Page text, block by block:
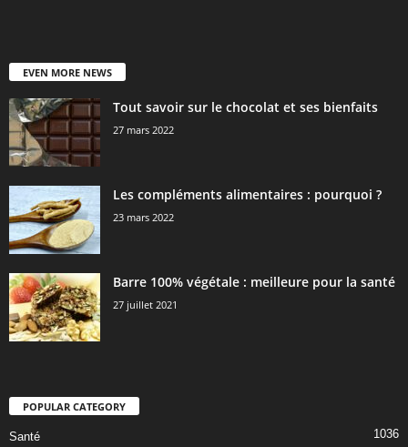
EVEN MORE NEWS
Tout savoir sur le chocolat et ses bienfaits
27 mars 2022
Les compléments alimentaires : pourquoi ?
23 mars 2022
Barre 100% végétale : meilleure pour la santé
27 juillet 2021
POPULAR CATEGORY
Santé 1036